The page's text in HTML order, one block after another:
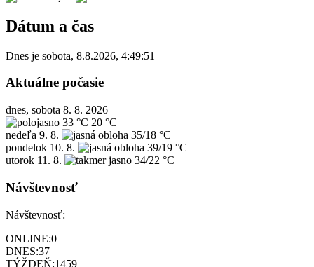
Dátum a čas
Dnes je sobota, 8.8.2026, 4:49:51
Aktuálne počasie
dnes, sobota 8. 8. 2026
33 °C 20 °C
nedeľa 9. 8.
35/18 °C
pondelok 10. 8.
39/19 °C
utorok 11. 8. 34/22 °C
Návštevnosť
Návštevnosť:
ONLINE:0
DNES:37
TÝŽDEŇ:1459